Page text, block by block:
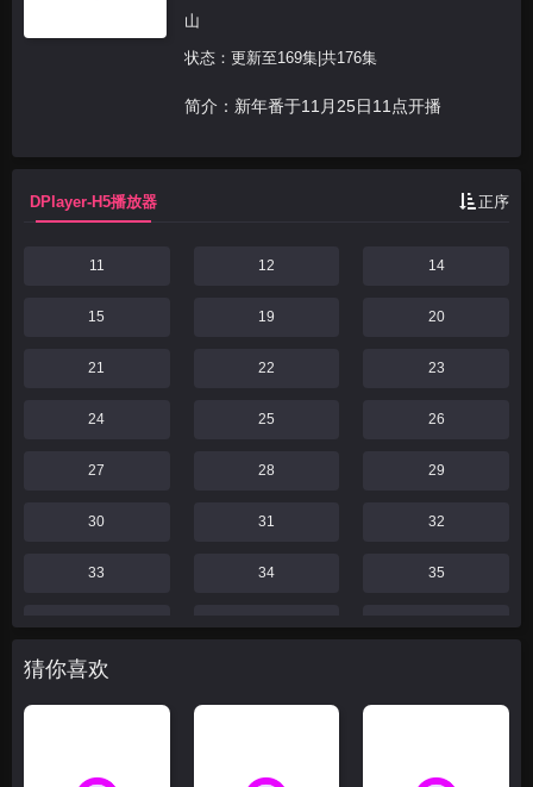
山
状态：更新至169集|共176集
简介：新年番于11月25日11点开播
DPlayer-H5播放器 正序
11 12 14
15 19 20
21 22 23
24 25 26
27 28 29
30 31 32
33 34 35
36 37 38
39
46 47 48
猜你喜欢